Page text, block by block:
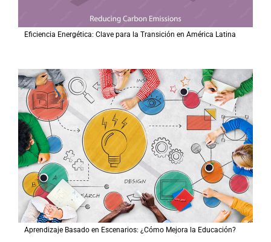
Eficiencia Energética: Clave para la Transición en América Latina
Aprendizaje Basado en Escenarios: ¿Cómo Mejora la Educación?